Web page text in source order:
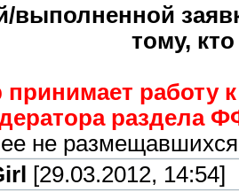
выполненной
тому,
принимает работу
раздела
не
[29.03.2012, 14:54]